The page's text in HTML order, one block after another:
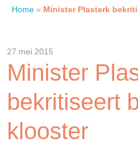
Contact
SAM
Actueel
Home » Minister Plasterk
27 mei 2015
Minister
bekritiseert
klooster